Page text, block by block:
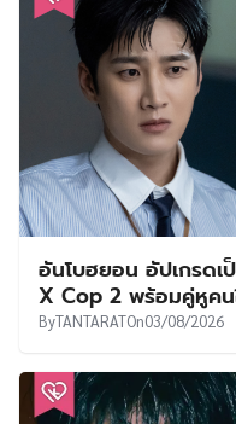
อันโบฮยอน อัปเกรดเ
X Cop 2 พร้อมคู่หูค
ByTANTARATOn03/08/2026